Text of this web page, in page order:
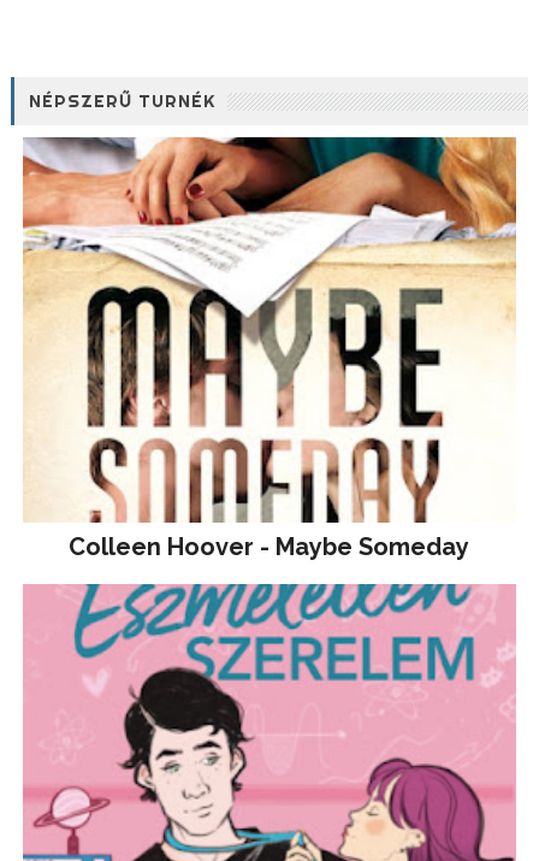
NÉPSZERŰ TURNÉK
Colleen Hoover - Maybe Someday